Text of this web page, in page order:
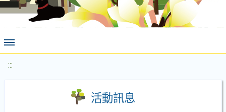
:::
活動訊息